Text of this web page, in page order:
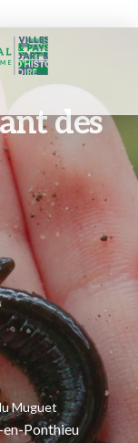
des
Muguet
Ponthieu